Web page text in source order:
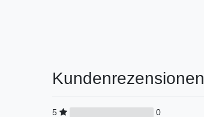
Kundenrezensionen
5
0